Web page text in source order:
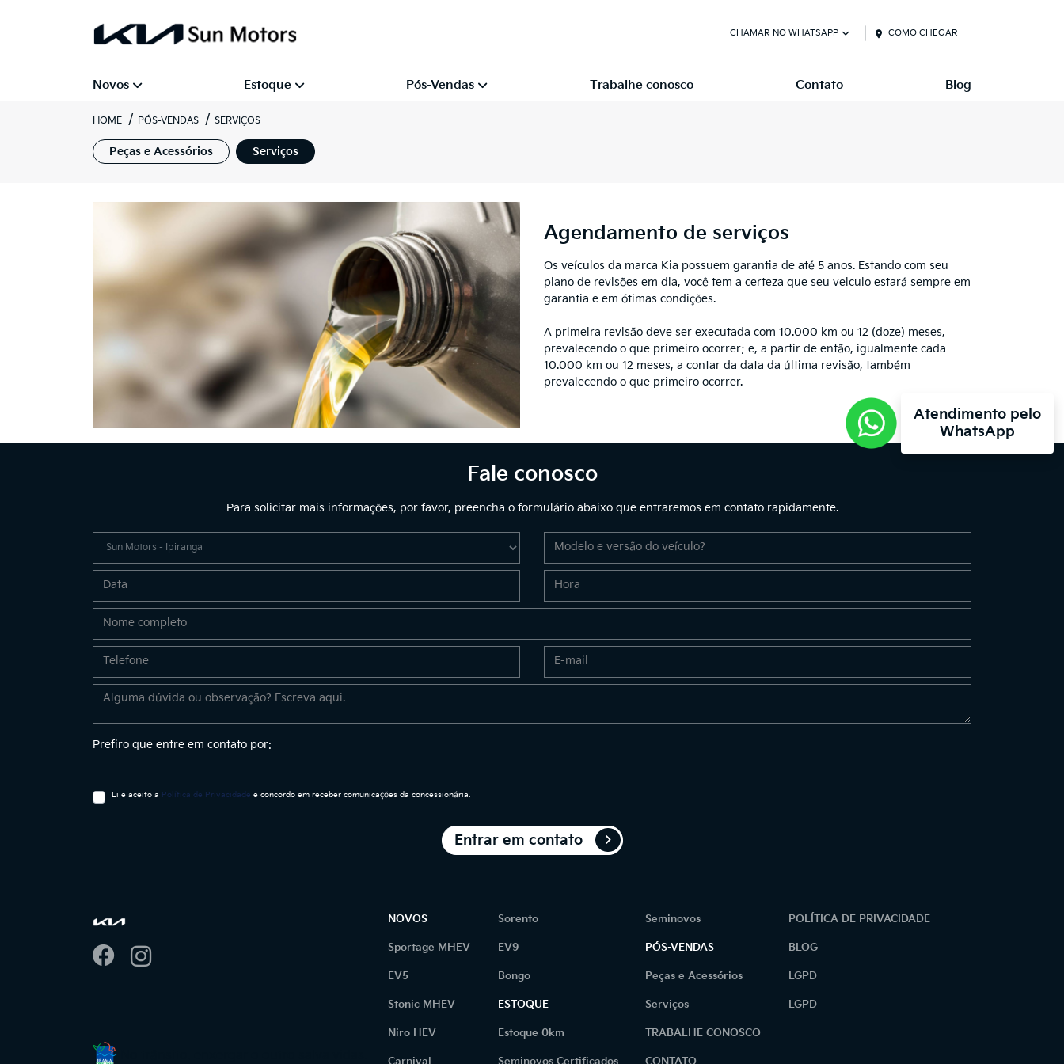
CHAMAR NO WHATSAPP COMO CHEGAR
Novos Estoque Pós-Vendas Trabalhe conosco Contato Blog
HOME PÓS-VENDAS SERVIÇOS
Peças e Acessórios Serviços
Agendamento de serviços
Os veículos da marca Kia possuem garantia de até 5 anos. Estando com seu
plano de revisões em dia, você tem a certeza que seu veiculo estará sempre em
garantia e em ótimas condições.
A primeira revisão deve ser executada com 10.000 km ou 12 (doze) meses,
prevalecendo o que primeiro ocorrer; e, a partir de então, igualmente cada
10.000 km ou 12 meses, a contar da data da última revisão, também
prevalecendo o que primeiro ocorrer.
Fale conosco
Para solicitar mais informações, por favor, preencha o formulário abaixo que entraremos em contato rapidamente.
Prefiro que entre em contato por:
Li e aceito a Política de Privacidade e concordo em receber comunicações da concessionária.
Entrar em contato
NOVOS
Sportage MHEV
EV5
Stonic MHEV
Niro HEV
Sorento
EV9
Bongo
ESTOQUE
Estoque 0km
Seminovos
PÓS-VENDAS
Peças e Acessórios
Serviços
TRABALHE CONOSCO
POLÍTICA DE PRIVACIDADE
BLOG
LGPD
LGPD
Atendimento pelo
WhatsApp